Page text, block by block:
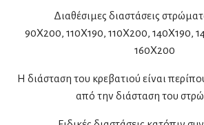
Διαθέσιμες διαστάσεις
90X200, 110Χ190, 110X200, 140Χ190,
160Χ200
Η διάσταση του κρεβατιού είναι
από την διάσταση του